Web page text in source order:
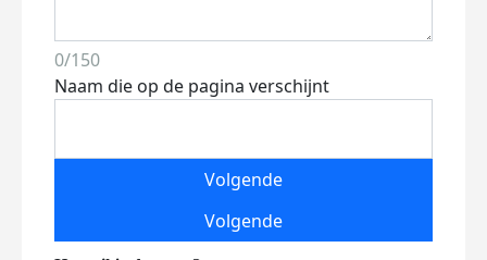
0/150
Naam die op de pagina verschijnt
Volgende
Volgende